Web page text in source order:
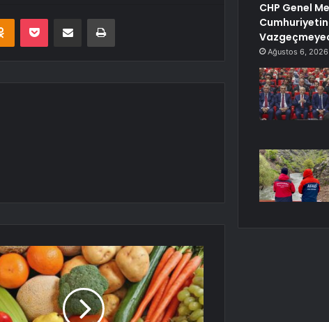
Odnoklassniki
Pocket E-Posta ile paylaş Yazdır
CHP Genel
Ağustos 6, 2026